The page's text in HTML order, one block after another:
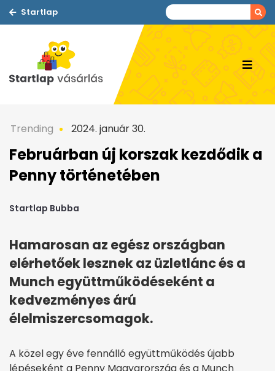
Startlap
Trending 2024. január 30.
Februárban új korszak kezdődik a
Penny történetében
Startlap Bubba
Hamarosan az egész országban
elérhetőek lesznek az üzletlánc és a
Munch együttműködéseként a
kedvezményes árú
élelmiszercsomagok.
A közel egy éve fennálló együttműködés újabb